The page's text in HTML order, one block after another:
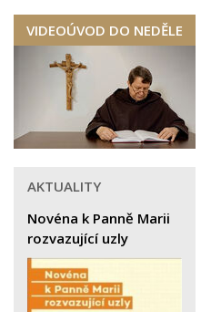
VIDEOÚVOD DO NEDĚLE
AKTUALITY
Novéna k Panně Marii
rozvazující uzly